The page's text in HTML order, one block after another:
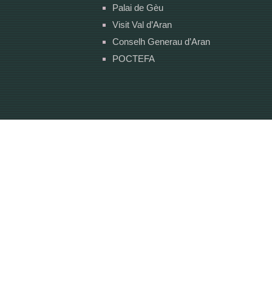
Palai de Gèu
Visit Val d’Aran
Conselh Generau d’Aran
POCTEFA